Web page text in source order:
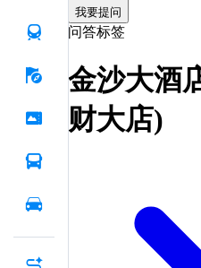
我要提问
问答标签
金沙大酒
财大店)